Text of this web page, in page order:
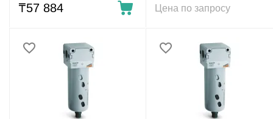
₸57 884 Цена по запросу